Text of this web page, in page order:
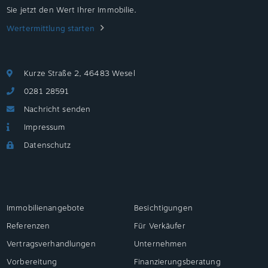
Sie jetzt den Wert Ihrer Immobilie.
Wertermittlung starten
Kurze Straße 2, 46483 Wesel
0281 28591
Nachricht senden
Impressum
Datenschutz
Immobilienangebote
Besichtigungen
Referenzen
Für Verkäufer
Vertragsverhandlungen
Unternehmen
Vorbereitung
Finanzierungsberatung